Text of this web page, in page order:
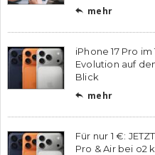
 mehr
iPhone 17 Pro im
Evolution auf
Blick
 mehr
Für nur 1 €:
Pro & Air bei o2